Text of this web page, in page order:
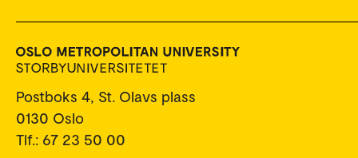
Postboks 4, St. Olavs plass
0130 Oslo
Tlf.: 67 23 50 00